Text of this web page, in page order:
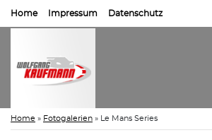
Home Impressum Datenschutz
Home » Fotogalerien » Le Mans Series